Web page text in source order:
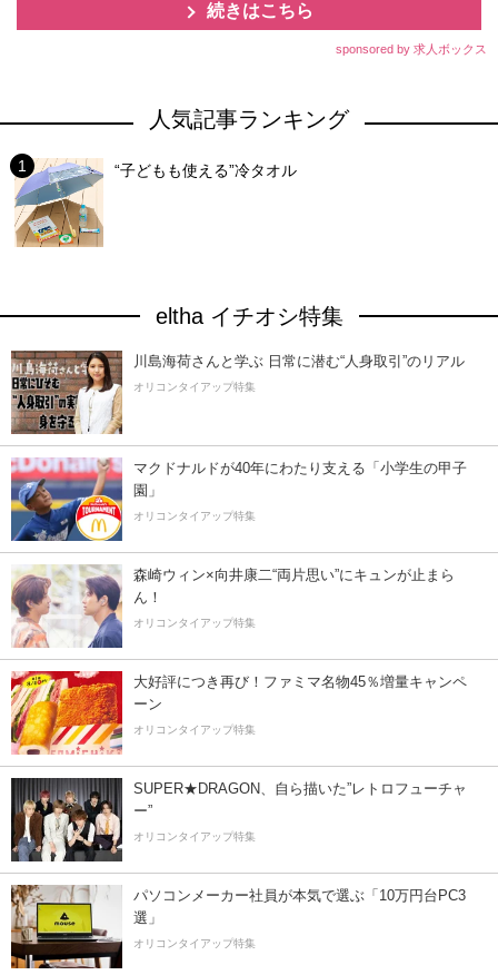
続きはこちら
sponsored by 求人ボックス
人気記事ランキング
“子どもも使える”冷タオル
eltha イチオシ特集
川島海荷さんと学ぶ 日常に潜む“人身取引”のリアル
オリコンタイアップ特集
マクドナルドが40年にわたり支える「小学生の甲子
園」
オリコンタイアップ特集
森崎ウィン×向井康二“両片思い”にキュンが止まら
ん！
オリコンタイアップ特集
大好評につき再び！ファミマ名物45％増量キャンペ
ーン
オリコンタイアップ特集
SUPER★DRAGON、自ら描いた”レトロフューチャ
ー”
オリコンタイアップ特集
パソコンメーカー社員が本気で選ぶ「10万円台PC3
選」
オリコンタイアップ特集